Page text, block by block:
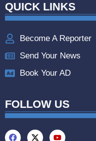
QUICK LINKS
Become A Reporter
Send Your News
Book Your AD
FOLLOW US